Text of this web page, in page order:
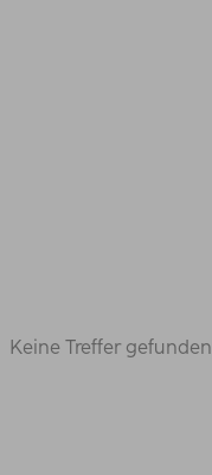
Keine Treffer gefunden